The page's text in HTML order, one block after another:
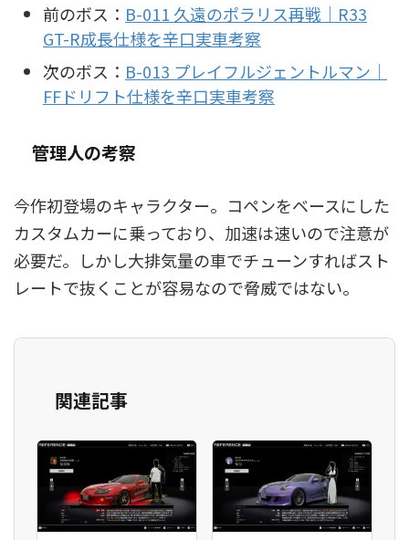
前のボス： B-011 久遠のポラリス再戦｜R33
GT-R成長仕様を辛口実車考察
次のボス： B-013 プレイフルジェントルマン｜
FFドリフト仕様を辛口実車考察
管理人の考察
今作初登場のキャラクター。コペンをベースにした
カスタムカーに乗っており、加速は速いので注意が
必要だ。しかし大排気量の車でチューンすればスト
レートで抜くことが容易なので脅威ではない。
関連記事